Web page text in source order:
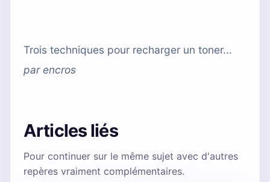
Trois techniques pour recharger un toner...
parencros
Articles liés
Pour continuer sur le même sujet avec d'autres
repères vraiment complémentaires.